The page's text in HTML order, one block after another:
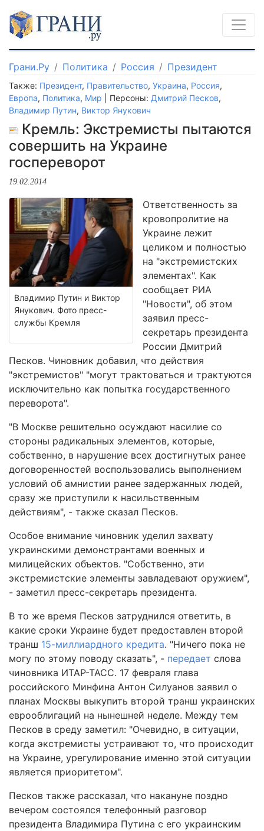
Грани.Ру Политика Россия Президент
Также: Президент, Правительство, Украина, Россия,
Европа, Политика, Мир | Персоны: Дмитрий Песков,
Владимир Путин, Виктор Янукович
Кремль: Экстремисты пытаются
совершить на Украине
госпереворот
19.02.2014
Владимир Путин и Виктор
Янукович. Фото пресс-
службы Кремля
Ответственность за
кровопролитие на
Украине лежит
целиком и полностью
на "экстремистских
элементах". Как
сообщает РИА
"Новости", об этом
заявил пресс-
секретарь президента
России Дмитрий
Песков. Чиновник добавил, что действия
"экстремистов" "могут трактоваться и трактуются
исключительно как попытка государственного
переворота".
"В Москве решительно осуждают насилие со
стороны радикальных элементов, которые,
собственно, в нарушение всех достигнутых ранее
договоренностей воспользовались выполнением
условий об амнистии ранее задержанных людей,
сразу же приступили к насильственным
действиям", - также сказал Песков.
Особое внимание чиновник уделил захвату
украинскими демонстрантами военных и
милицейских объектов. "Собственно, эти
экстремистские элементы завладевают оружием",
- заметил пресс-секретарь президента.
В то же время Песков затруднился ответить, в
какие сроки Украине будет предоставлен второй
транш 15-миллиардного кредита. "Ничего пока не
могу по этому поводу сказать", - передает слова
чиновника ИТАР-ТАСС. 17 февраля глава
российского Минфина Антон Силуанов заявил о
планах Москвы выкупить второй транш украинских
еврооблигаций на нынешней неделе. Между тем
Песков в среду заметил: "Очевидно, в ситуации,
когда экстремисты устраивают то, что происходит
на Украине, урегулирование именно этой ситуации
является приоритетом".
Песков также рассказал, что накануне поздно
вечером состоялся телефонный разговор
президента Владимира Путина с его украинским